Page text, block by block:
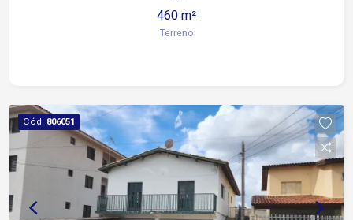
460 m²
Terreno
Cód. 806051